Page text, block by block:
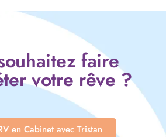
faire
votre rêve ?
en Cabinet avec Tristan